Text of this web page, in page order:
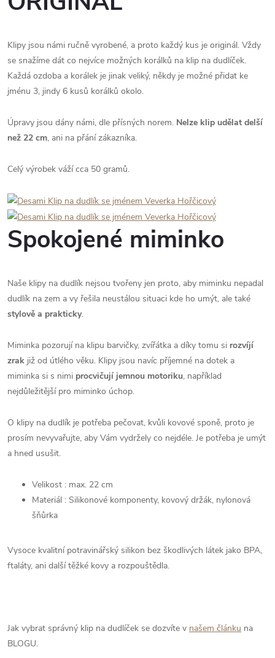
Klipy jsou námi ručně vyrobené, a proto každý kus je originál. Vždy
se snažíme dát co nejvíce možných korálků na klip na dudlíček.
Každá ozdoba a korálek je jinak veliký, někdy je možné přidat ke
jménu 3, jindy 6 kusů korálků okolo.
Úpravy jsou dány námi, dle přísných norem. Nelze klip udělat delší
než 22 cm, ani na přání zákazníka.
Celý výrobek váží cca 50 gramů.
Spokojené miminko
Naše klipy na dudlík nejsou tvořeny jen proto, aby miminku nepadal
dudlík na zem a vy řešila neustálou situaci kde ho umýt, ale také
stylově a prakticky.
Miminka pozorují na klipu barvičky, zvířátka a díky tomu si rozvíjí
zrak již od útlého věku. Klipy jsou navíc příjemné na dotek a
miminka si s nimi procvičují jemnou motoriku, například
nejdůležitější pro miminko úchop.
O klipy na dudlík je potřeba pečovat, kvůli kovové sponě, proto je
prosím nevyvařujte, aby Vám vydržely co nejdéle. Je potřeba je umýt
a hned usušit.
Velikost : max. 22 cm
Materiál : Silikonové komponenty, kovový držák, nylonová
šňůrka
Vysoce kvalitní potravinářský silikon bez škodlivých látek jako BPA,
ftaláty, ani další těžké kovy a rozpouštědla.
Jak vybrat správný klip na dudlíček se dozvíte v našem článku na
BLOGU.